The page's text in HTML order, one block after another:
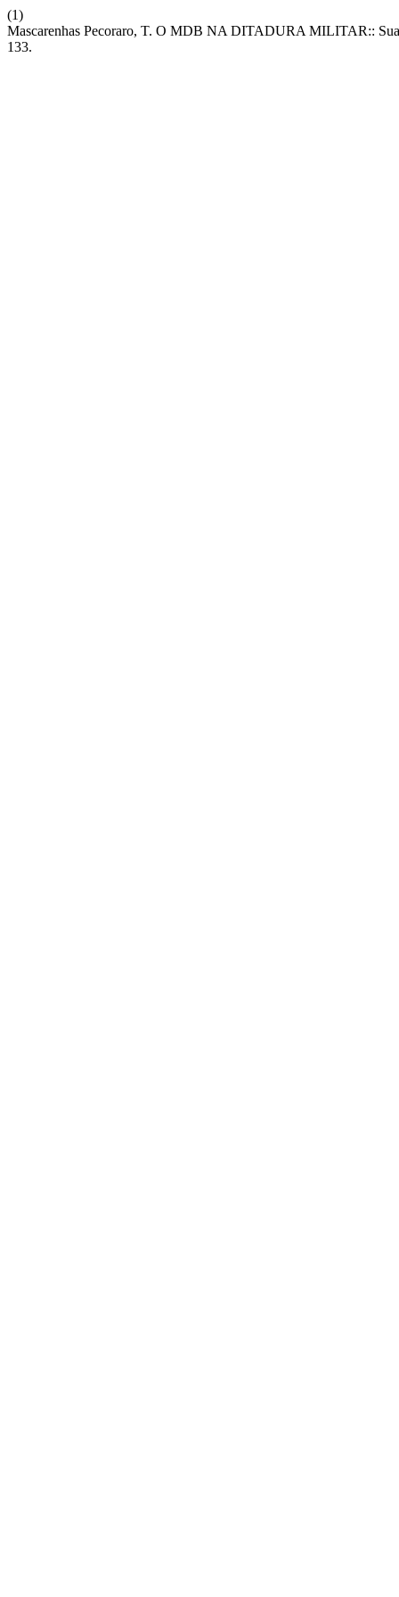
(1)
Mascarenhas Pecoraro, T. O MDB NA DITADURA MILITAR::
133.